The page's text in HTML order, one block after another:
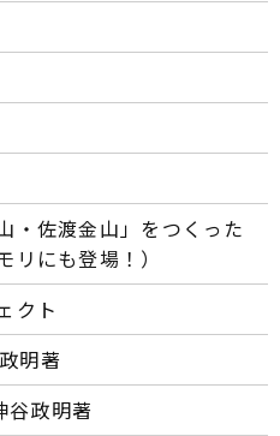
・佐渡金山」をつくった
リにも登場！）
クト
明著
谷政明著